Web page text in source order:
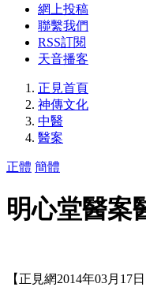
網上投稿
聯繫我們
RSS訂閱
天音播客
正見首頁
神傳文化
中醫
醫案
正體 簡體
明心堂醫案
【正見網2014年03月17日